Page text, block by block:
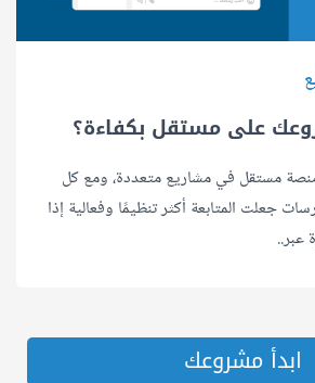
على مستقل بكفاءة؟
مستقل في مشاريع متعددة، ومع كل
جعلت المتابعة أكثر تنظيمًا وفعالية إذا
ابدأ مشروعك